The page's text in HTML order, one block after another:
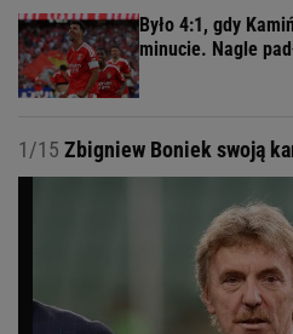
Było 4:1, gdy
minucie. Nagle
1/15 Zbigniew Boniek swoją